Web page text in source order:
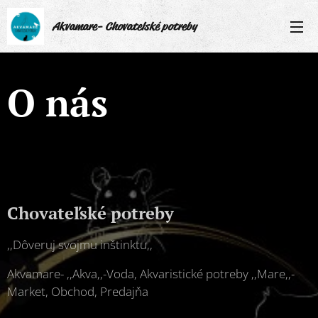
Akvamare- Chovatelské potreby
O nás
Chovateľské potreby
,,Dôveruj svojmu inštinktu,,
Akvamare- ,,Akva,,-Voda, Akvaristické potreby ,,Mare,,-
Market, Obchod, Predajňa